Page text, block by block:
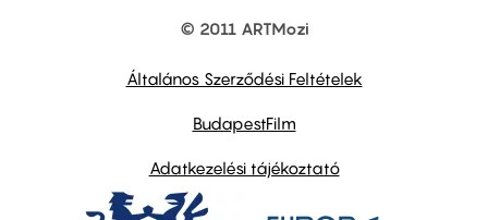
© 2011 ARTMozi
Általános Szerződési Feltételek
BudapestFilm
Adatkezelési tájékoztató